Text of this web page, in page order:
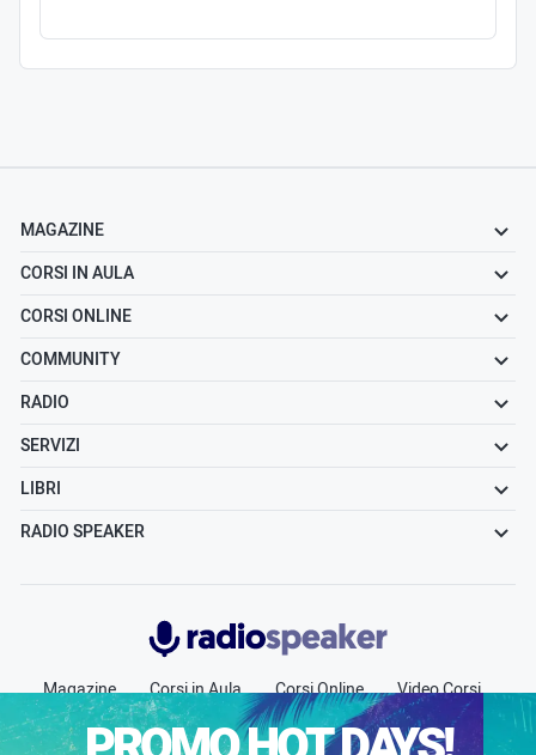
MAGAZINE
CORSI IN AULA
CORSI ONLINE
COMMUNITY
RADIO
SERVIZI
LIBRI
RADIO SPEAKER
Radiospeaker.it
Magazine Corsi in Aula Corsi Online
Video Corsi
Community
Radio Jobs Chi siamo
Contatti